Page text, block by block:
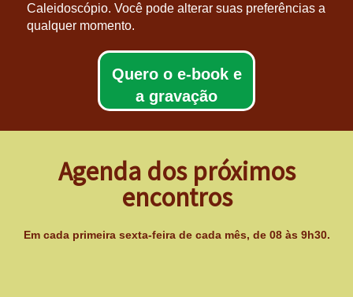
Caleidoscópio. Você pode alterar suas preferências a
qualquer momento.
Quero o e-book e
a gravação
Agenda dos próximos
encontros
Em cada primeira sexta-feira de cada mês, de 08 às 9h30.